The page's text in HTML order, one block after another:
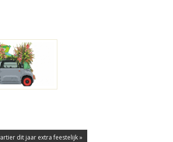
dit jaar extra feestelijk »